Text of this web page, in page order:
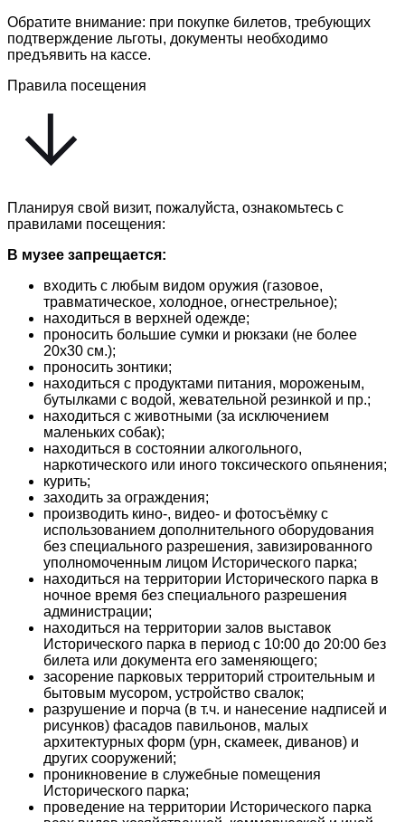
Обратите внимание: при покупке билетов, требующих
подтверждение льготы, документы необходимо
предъявить на кассе.
Правила посещения
Планируя свой визит, пожалуйста, ознакомьтесь с
правилами посещения:
В музее запрещается:
входить с любым видом оружия (газовое,
травматическое, холодное, огнестрельное);
находиться в верхней одежде;
проносить большие сумки и рюкзаки (не более
20х30 см.);
проносить зонтики;
находиться с продуктами питания, мороженым,
бутылками с водой, жевательной резинкой и пр.;
находиться с животными (за исключением
маленьких собак);
находиться в состоянии алкогольного,
наркотического или иного токсического опьянения;
курить;
заходить за ограждения;
производить кино-, видео- и фотосъёмку с
использованием дополнительного оборудования
без специального разрешения, завизированного
уполномоченным лицом Исторического парка;
находиться на территории Исторического парка в
ночное время без специального разрешения
администрации;
находиться на территории залов выставок
Исторического парка в период с 10:00 до 20:00 без
билета или документа его заменяющего;
засорение парковых территорий строительным и
бытовым мусором, устройство свалок;
разрушение и порча (в т.ч. и нанесение надписей и
рисунков) фасадов павильонов, малых
архитектурных форм (урн, скамеек, диванов) и
других сооружений;
проникновение в служебные помещения
Исторического парка;
проведение на территории Исторического парка